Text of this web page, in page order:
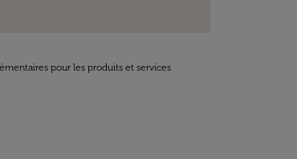
pour les produits et services